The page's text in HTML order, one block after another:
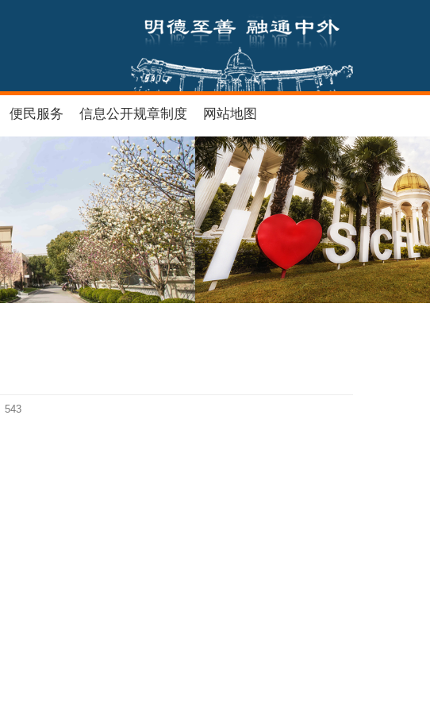
便民服务 信息公开规章制度 网站地图
543